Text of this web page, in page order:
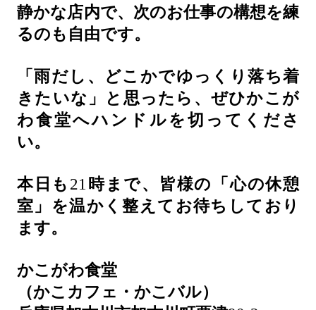
静かな店内で、次のお仕事の構想を練
るのも自由です。
「雨だし、どこかでゆっくり落ち着
きたいな」と思ったら、ぜひかこが
わ食堂へハンドルを切ってくださ
い。
本日も 21 時まで、皆様の「心の休憩
室」を温かく整えてお待ちしており
ます。
かこがわ食堂
（かこカフェ・かこバル）